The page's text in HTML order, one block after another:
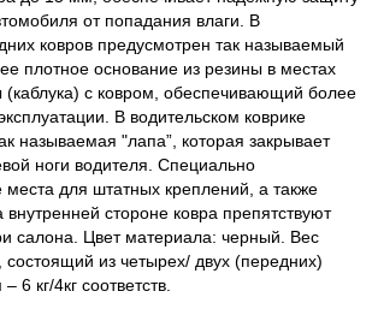
от попадания влаги. В
ковров предусмотрен так называемый
плотное основание из резины в местах
(каблука) с ковром, обеспечивающий более
В водительском коврике
называемая "лапа”, которая закрывает
ноги водителя. Специально
для штатных креплений, а также
стороне ковра препятствуют
салона. Цвет материала: черный. Вес
состоящий из четырех/ двух (передних)
6 кг/4кг соответств.